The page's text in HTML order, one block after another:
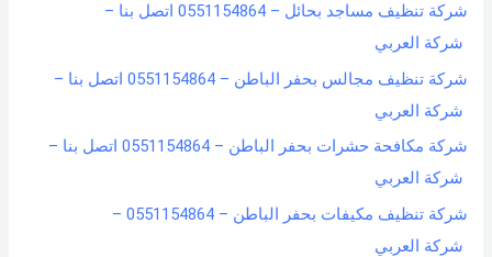
شركة تنظيف مساجد بحائل – 0551154864 اتصل بنا –
شركة العربي
شركة تنظيف مجالس بحفر الباطن – 0551154864 اتصل بنا –
شركة العربي
شركة مكافحة حشرات بحفر الباطن – 0551154864 اتصل بنا –
شركة العربي
شركة تنظيف مكيفات بحفر الباطن – 0551154864 –
شركة العربي